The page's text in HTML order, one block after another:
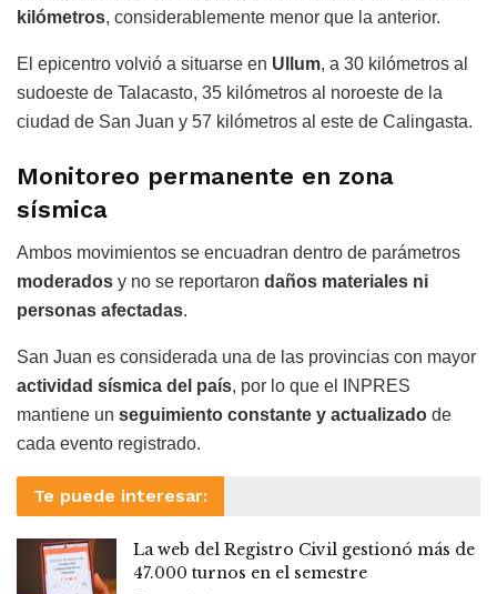
kilómetros, considerablemente menor que la anterior.
El epicentro volvió a situarse en Ullum, a 30 kilómetros al
sudoeste de Talacasto, 35 kilómetros al noroeste de la
ciudad de San Juan y 57 kilómetros al este de Calingasta.
Monitoreo permanente en zona
sísmica
Ambos movimientos se encuadran dentro de parámetros
moderados y no se reportaron daños materiales ni
personas afectadas.
San Juan es considerada una de las provincias con mayor
actividad sísmica del país, por lo que el INPRES
mantiene un seguimiento constante y actualizado de
cada evento registrado.
Te puede interesar:
La web del Registro Civil gestionó más de
47.000 turnos en el semestre